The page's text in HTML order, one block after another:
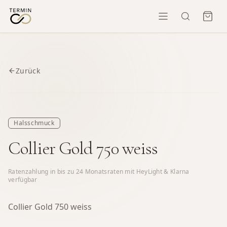
Zurück
Halsschmuck
Collier Gold 750 weiss
Ratenzahlung in bis zu 24 Monatsraten mit HeyLight & Klarna
verfügbar
Collier Gold 750 weiss